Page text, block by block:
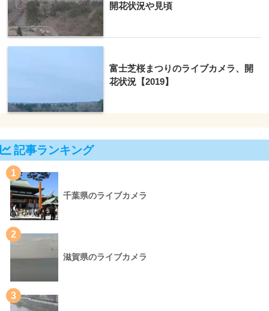
開花状況や見頃
富士芝桜まつりのライブカメラ、開
花状況【2019】
記事ランキング
1
千葉県のライブカメラ
2
滋賀県のライブカメラ
3